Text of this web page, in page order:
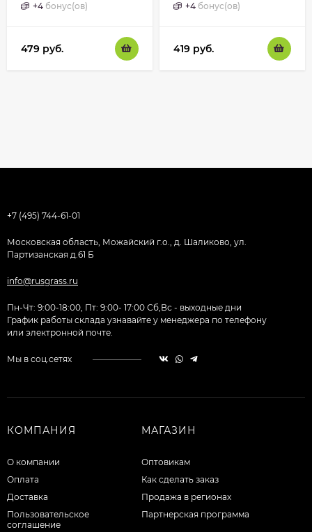
+4 бонус(ов)
479 руб.
+4 бонус(ов)
419 руб.
+7 (495) 744-61-01
Московская область, Можайский г.о., д. Шаликово, ул.
Партизанская д.61 Б
info@rusgrass.ru
Пн-Чт: 9:00-18:00, Пт: 9:00- 17:00 Сб,Вс - выходные дни
График работы склада узнавайте у менеджера по телефону
или электронной почте.
Мы в соц.сетях
КОМПАНИЯ
О компании
Оплата
Доставка
Пользовательское
соглашение
МАГАЗИН
Оптовикам
Как сделать заказ
Продажа в регионах
Партнерская программа